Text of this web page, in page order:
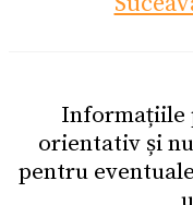
Informațiile
orientativ și
pentru